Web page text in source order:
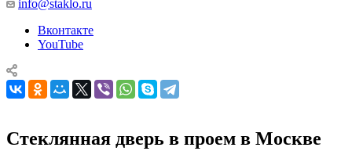
info@staklo.ru
Вконтакте
YouTube
Стеклянная дверь в проем в Москве